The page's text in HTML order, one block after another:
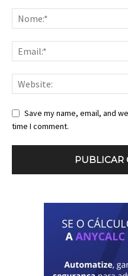
Save my name, email, and
time I comment.